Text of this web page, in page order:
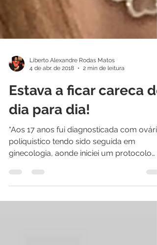
Liberto Alexandre Rodas Matos
4 de abr. de 2018
2 min de leitura
Estava a ficar careca de
dia para dia!
“Aos 17 anos fui diagnosticada com ovário
ginecologia, aonde iniciei um protocolo
terapêutico...